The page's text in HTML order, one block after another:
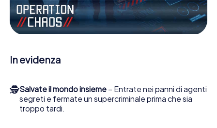
Lavori insieme con una squadra, origli le spie nemiche e
porti gli ufficiali di collegamento dalla sua parte. In questo
Escape Game a Angermünde lei e la sua squadra dovete
essere pronti a fermare i cattivi. A differenza di James
la sua squadra sarete immortalati nel punteggio più alto
del Angermünde e avrete accesso alla vostra personale
suoi biglietti nel mondo dello spionaggio e degli agenti
segreti e trasformi Angermünde in un'Escape Room
all'aperto!
In evidenza
🕵Salvate il mondo insieme – Entrate nei panni di agenti
segreti e fermate un supercriminale prima che sia
troppo tardi.